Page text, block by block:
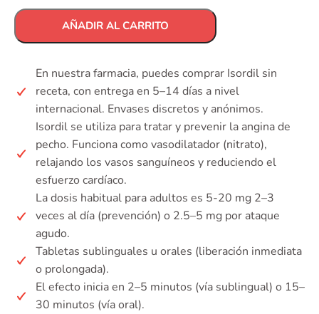
AÑADIR AL CARRITO
En nuestra farmacia, puedes comprar Isordil sin
receta, con entrega en 5–14 días a nivel
internacional. Envases discretos y anónimos.
Isordil se utiliza para tratar y prevenir la angina de
pecho. Funciona como vasodilatador (nitrato),
relajando los vasos sanguíneos y reduciendo el
esfuerzo cardíaco.
La dosis habitual para adultos es 5-20 mg 2–3
veces al día (prevención) o 2.5–5 mg por ataque
agudo.
Tabletas sublinguales u orales (liberación inmediata
o prolongada).
El efecto inicia en 2–5 minutos (vía sublingual) o 15–
30 minutos (vía oral).